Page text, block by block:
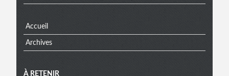
Accueil
Archives
À RETENIR